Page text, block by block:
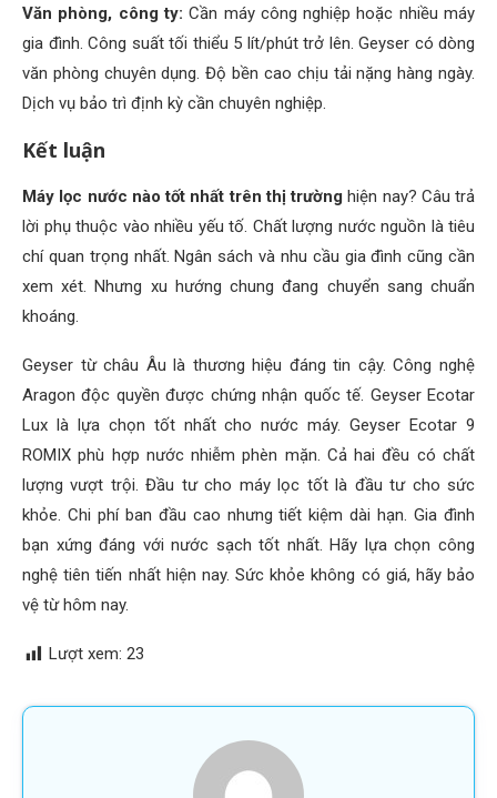
Văn phòng, công ty: Cần máy công nghiệp hoặc nhiều máy
gia đình. Công suất tối thiểu 5 lít/phút trở lên. Geyser có dòng
văn phòng chuyên dụng. Độ bền cao chịu tải nặng hàng ngày.
Dịch vụ bảo trì định kỳ cần chuyên nghiệp.
Kết luận
Máy lọc nước nào tốt nhất trên thị trường hiện nay? Câu trả
lời phụ thuộc vào nhiều yếu tố. Chất lượng nước nguồn là tiêu
chí quan trọng nhất. Ngân sách và nhu cầu gia đình cũng cần
xem xét. Nhưng xu hướng chung đang chuyển sang chuẩn
khoáng.
Geyser từ châu Âu là thương hiệu đáng tin cậy. Công nghệ
Aragon độc quyền được chứng nhận quốc tế. Geyser Ecotar
Lux là lựa chọn tốt nhất cho nước máy.Geyser Ecotar 9
ROMIX phù hợp nước nhiễm phèn mặn. Cả hai đều có chất
lượng vượt trội. Đầu tư cho máy lọc tốt là đầu tư cho sức
khỏe. Chi phí ban đầu cao nhưng tiết kiệm dài hạn. Gia đình
bạn xứng đáng với nước sạch tốt nhất. Hãy lựa chọn công
nghệ tiên tiến nhất hiện nay. Sức khỏe không có giá, hãy bảo
vệ từ hôm nay.
Lượt xem: 23